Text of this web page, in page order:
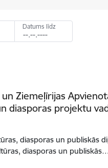
Datums līdz
Ziemeļīrijas
diasporas projektu
diasporas un publiskās
diasporas un publiskās…